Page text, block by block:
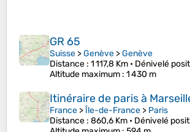
GR 65
Suisse >Genève >Genève
Distance : 1 117,8 Km • Dénivelé
Altitude maximum : 1 430 m
Itinéraire de paris à
France >Île-de-France > Paris
Distance : 860,6 Km • Dénivelé